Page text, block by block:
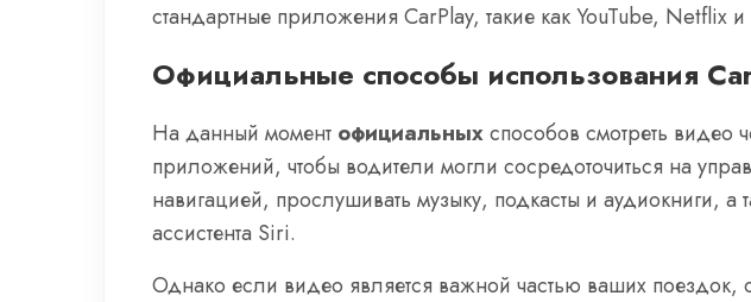
стандартные приложения CarPlay, такие как YouTube, Netflix и
Официальные способы использования
На данный момент официальныхспособов смотреть видео
приложений, чтобы водители могли сосредоточиться на
навигацией, прослушивать музыку, подкасты и аудиокниги,
ассистента Siri.
Однако если видео является важной частью ваших поездок,